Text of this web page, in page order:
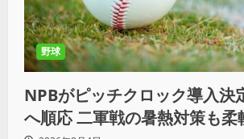
野球
NPBがピッチクロック導入決
へ順応 二軍戦の暑熱対策も柔